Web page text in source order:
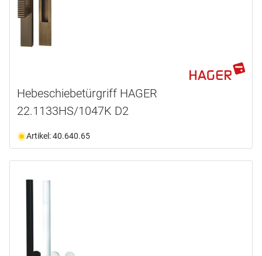
Hebeschiebetürgriff HAGER
22.1133HS/1047K D2
Artikel: 40.640.65